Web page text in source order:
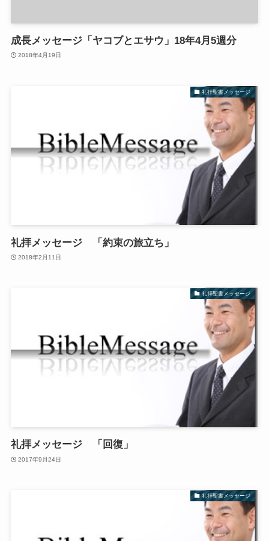
成長メッセージ「ヤコブとエサウ」18年4月5週分
2018年4月19日
礼拝聖書メッセージ
礼拝メッセージ 「約束の旅立ち」
2018年2月11日
礼拝聖書メッセージ
礼拝メッセージ 「回復」
2017年9月24日
礼拝聖書メッセージ